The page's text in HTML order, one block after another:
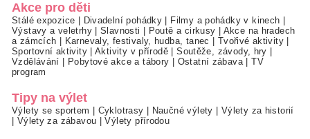
Akce pro děti
Stálé expozice Divadelní pohádky Filmy a pohádky v kinech
Výstavy a veletrhy|Slavnosti Poutě a cirkusy
Akce na hradech
a zámcích
Karnevaly, festivaly, hudba, tanec Tvořivé aktivity
Sportovní aktivity|Aktivity v přírodě |Soutěže, závody, hry
Vzdělávání
Pobytové akce a tábory Ostatní zábava|TV
program
Tipy na výlet
Výlety se sportem Cyklotrasy Naučné výlety
Výlety za historií
Výlety za zábavou |Výlety přírodou